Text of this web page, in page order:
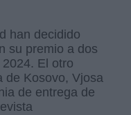
han decidido
su premio a dos
El otro
de Kosovo, Vjosa
de entrega de